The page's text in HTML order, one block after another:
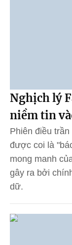
Nghịch lý
niềm tin
Phiên điều
được coi là
mong manh
gây ra bởi
dữ.